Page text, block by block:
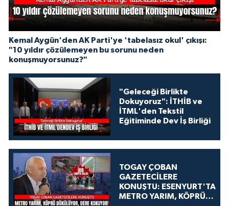
Kemal Aygün'den AK Parti'ye 'tabelasız okul' çıkışı:
"10 yıldır çözülemeyen bu sorunu neden
konuşmuyorsunuz?"
"Geleceği Birlikte
Dokuyoruz": İTHİB ve
İTML'den Tekstil
Eğitiminde Dev İş Birliği
TOGAY ÇOBAN
GAZETECİLERE
KONUŞTU: ESENYURT'TA
METRO YARIM, KÖPRÜ